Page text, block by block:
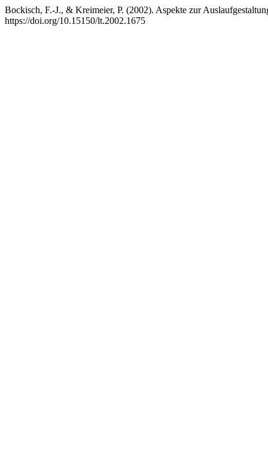
Bockisch, F.-J., & Kreimeier, P. (2002). Aspekte zur
https://doi.org/10.15150/lt.2002.1675